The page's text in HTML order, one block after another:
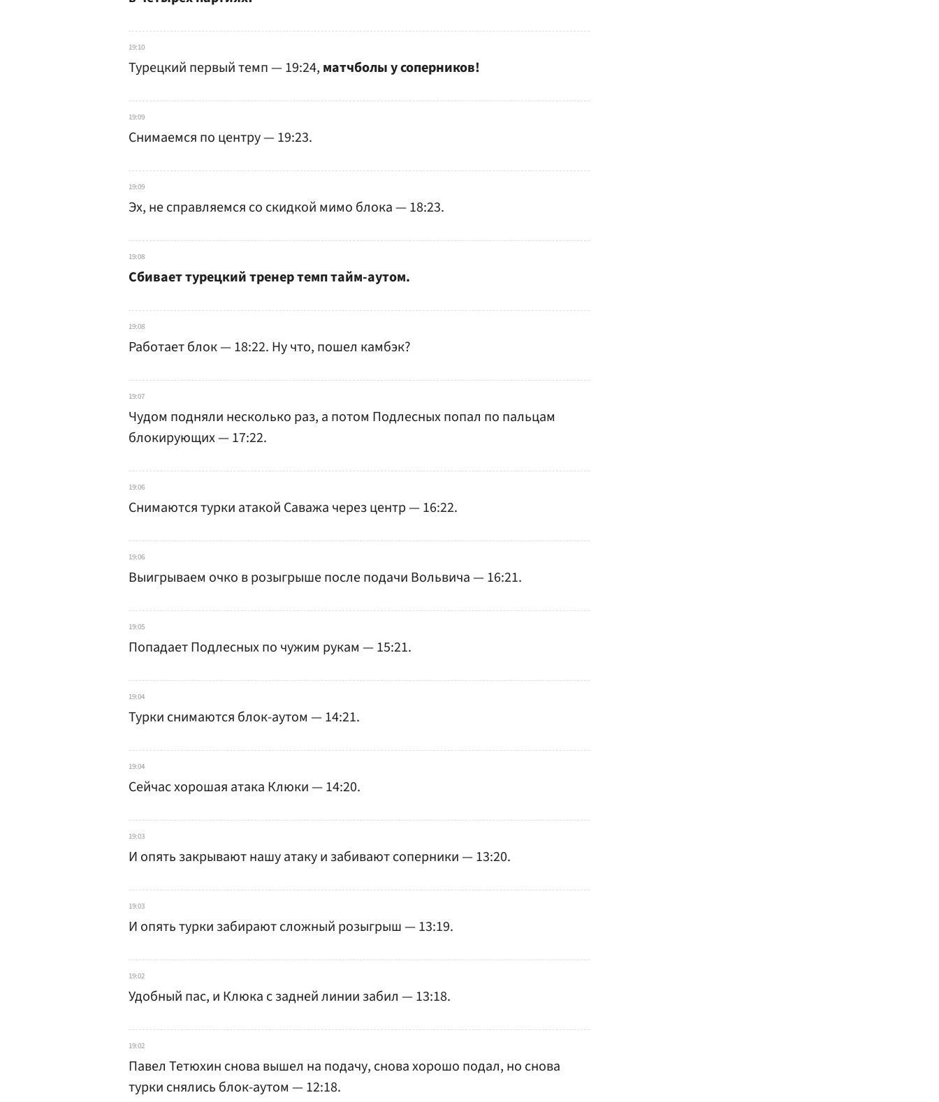
19:10
Турецкий первый темп — 19:24, матчболы у соперников!
19:09
Снимаемся по центру — 19:23.
19:09
Эх, не справляемся со скидкой мимо блока — 18:23.
19:08
Сбивает турецкий тренер темп тайм-аутом.
19:08
Работает блок — 18:22. Ну что, пошел камбэк?
19:07
Чудом подняли несколько раз, а потом Подлесных попал по пальцам
блокирующих — 17:22.
19:06
Снимаются турки атакой Саважа через центр — 16:22.
19:06
Выигрываем очко в розыгрыше после подачи Вольвича — 16:21.
19:05
Попадает Подлесных по чужим рукам — 15:21.
19:04
Турки снимаются блок-аутом — 14:21.
19:04
Сейчас хорошая атака Клюки — 14:20.
19:03
И опять закрывают нашу атаку и забивают соперники — 13:20.
19:03
И опять турки забирают сложный розыгрыш — 13:19.
19:02
Удобный пас, и Клюка с задней линии забил — 13:18.
19:02
Павел Тетюхин снова вышел на подачу, снова хорошо подал, но снова
турки снялись блок-аутом — 12:18.